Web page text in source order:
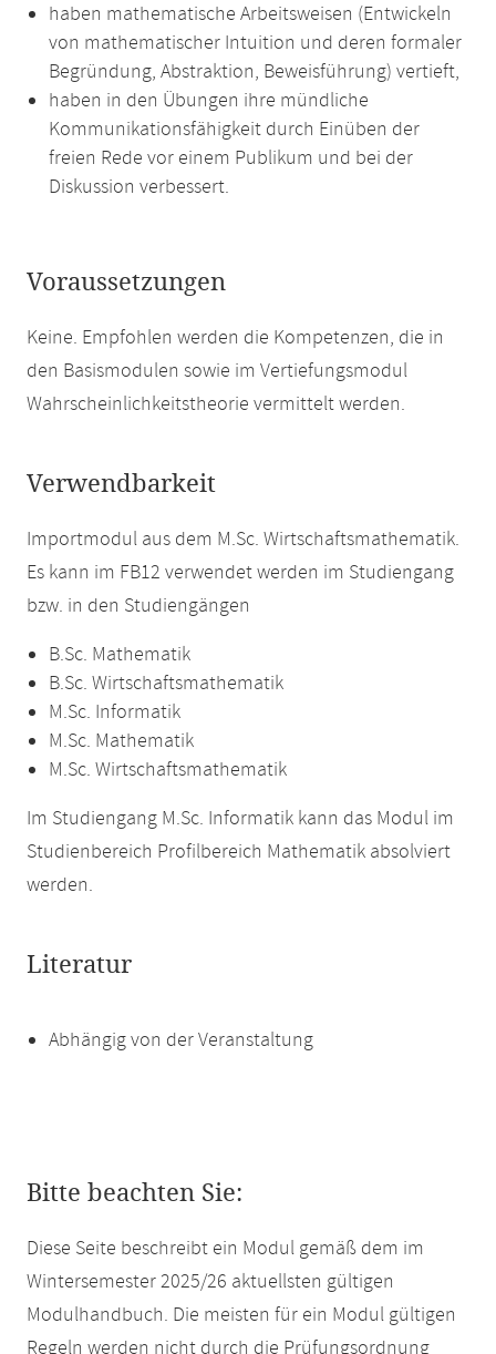
haben mathematische Arbeitsweisen (Entwickeln
von mathematischer Intuition und deren formaler
Begründung, Abstraktion, Beweisführung) vertieft,
haben in den Übungen ihre mündliche
Kommunikationsfähigkeit durch Einüben der
freien Rede vor einem Publikum und bei der
Diskussion verbessert.
Voraussetzungen
Keine. Empfohlen werden die Kompetenzen, die in
den Basismodulen sowie im Vertiefungsmodul
Wahrscheinlichkeitstheorie vermittelt werden.
Verwendbarkeit
Importmodul aus dem M.Sc. Wirtschaftsmathematik.
Es kann im FB12 verwendet werden im Studiengang
bzw. in den Studiengängen
B.Sc. Mathematik
B.Sc. Wirtschaftsmathematik
M.Sc. Informatik
M.Sc. Mathematik
M.Sc. Wirtschaftsmathematik
Im Studiengang M.Sc. Informatik kann das Modul im
Studienbereich Profilbereich Mathematik absolviert
werden.
Literatur
Abhängig von der Veranstaltung
Bitte beachten Sie:
Diese Seite beschreibt ein Modul gemäß dem im
Wintersemester 2025/26 aktuellsten gültigen
Modulhandbuch. Die meisten für ein Modul gültigen
Regeln werden nicht durch die Prüfungsordnung